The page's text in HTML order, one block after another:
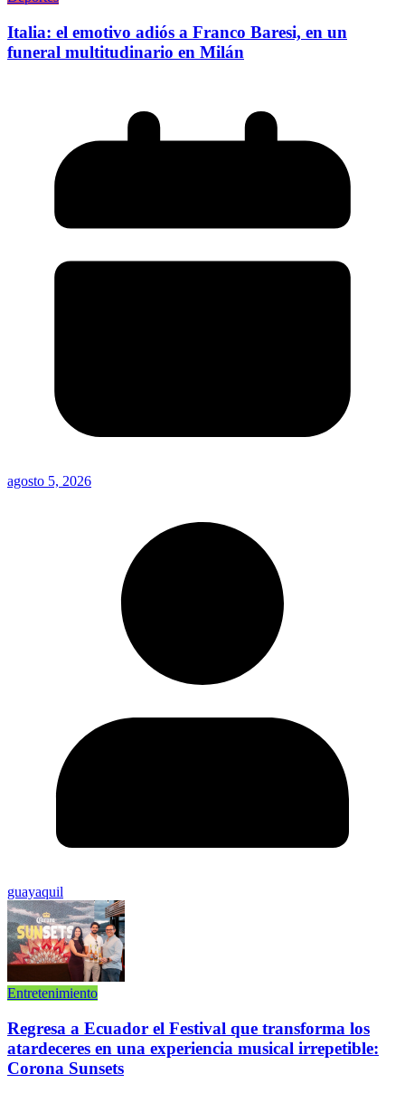
Italia: el emotivo adiós a Franco Baresi, en un
funeral multitudinario en Milán
agosto 5, 2026
guayaquil
Entretenimiento
Regresa a Ecuador el Festival que transforma los
atardeceres en una experiencia musical irrepetible:
Corona Sunsets